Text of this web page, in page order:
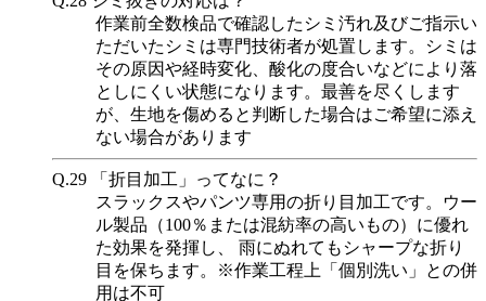
作業前全数検品で確認したシミ汚れ及びご指示い
ただいたシミは専門技術者が処置します。シミは
その原因や経時変化、酸化の度合いなどにより落
としにくい状態になります。最善を尽くします
が、生地を傷めると判断した場合はご希望に添え
ない場合があります
Q.29 「折目加工」ってなに？
スラックスやパンツ専用の折り目加工です。ウー
ル製品（100％または混紡率の高いもの）に優れ
た効果を発揮し、 雨にぬれてもシャープな折り
目を保ちます。※作業工程上「個別洗い」との併
用は不可